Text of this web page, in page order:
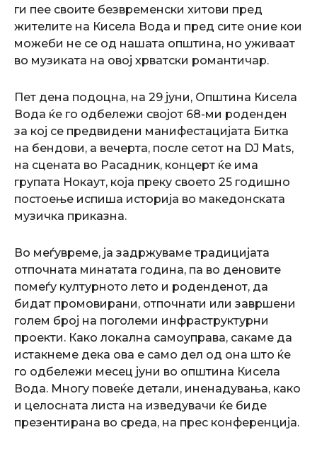
ги пее своите безвременски хитови пред
жителите на Кисела Вода и пред сите оние кои
можеби не се од нашата општина, но уживаат
во музиката на овој хрватски романтичар.
Пет дена подоцна, на 29 јуни, Општина Кисела
Вода ќе го одбележи својот 68-ми роденден
за кој се предвидени манифестацијата Битка
на бендови, а вечерта, после сетот на DJ Mats,
на сцената во Расадник, концерт ќе има
групата Нокаут, која преку своето 25 годишно
постоење испиша историја во македонската
музичка приказна.
Во меѓувреме, ја задржуваме традицијата
отпочната минатата година, па во деновите
помеѓу културното лето и роденденот, да
бидат промовирани, отпочнати или завршени
голем број на поголеми инфраструктурни
проекти. Како локална самоуправа, сакаме да
истакнеме дека ова е само дел од она што ќе
го одбележи месец јуни во општина Кисела
Вода. Многу повеќе детали, иненадувања, како
и целосната листа на изведувачи ќе биде
презентирана во среда, на прес конференција.